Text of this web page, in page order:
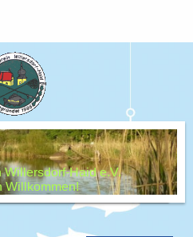
Haid e.V.
Willkommen!